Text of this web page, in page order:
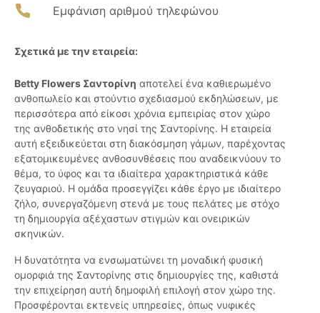
Εμφάνιση αριθμού τηλεφώνου
Σχετικά με την εταιρεία:
Betty Flowers Σαντορίνη αποτελεί ένα καθιερωμένο
ανθοπωλείο και στούντιο σχεδιασμού εκδηλώσεων, με
περισσότερα από είκοσι χρόνια εμπειρίας στον χώρο
της ανθοδετικής στο νησί της Σαντορίνης. Η εταιρεία
αυτή εξειδικεύεται στη διακόσμηση γάμων, παρέχοντας
εξατομικευμένες ανθοσυνθέσεις που αναδεικνύουν το
θέμα, το ύφος και τα ιδιαίτερα χαρακτηριστικά κάθε
ζευγαριού. Η ομάδα προσεγγίζει κάθε έργο με ιδιαίτερο
ζήλο, συνεργαζόμενη στενά με τους πελάτες με στόχο
τη δημιουργία αξέχαστων στιγμών και ονειρικών
σκηνικών.
Η δυνατότητα να ενσωματώνει τη μοναδική φυσική
ομορφιά της Σαντορίνης στις δημιουργίες της, καθιστά
την επιχείρηση αυτή δημοφιλή επιλογή στον χώρο της.
Προσφέρονται εκτενείς υπηρεσίες, όπως νυφικές